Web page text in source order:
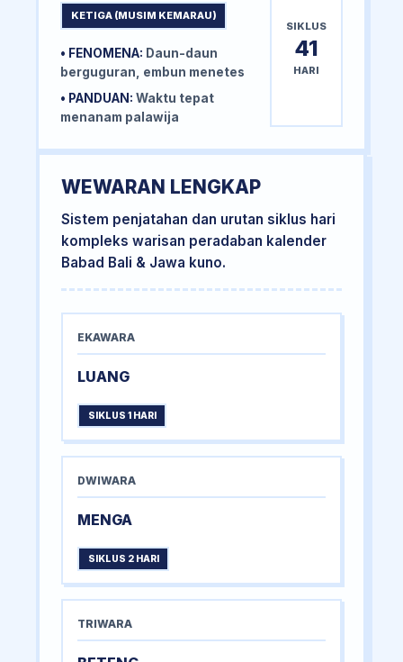
KETIGA (MUSIM KEMARAU)
• FENOMENA: Daun-daun
berguguran, embun menetes
• PANDUAN: Waktu tepat
menanam palawija
SIKLUS
41
HARI
WEWARAN LENGKAP
Sistem penjatahan dan urutan siklus hari
kompleks warisan peradaban kalender
Babad Bali & Jawa kuno.
EKAWARA
LUANG
SIKLUS 1 HARI
DWIWARA
MENGA
SIKLUS 2 HARI
TRIWARA